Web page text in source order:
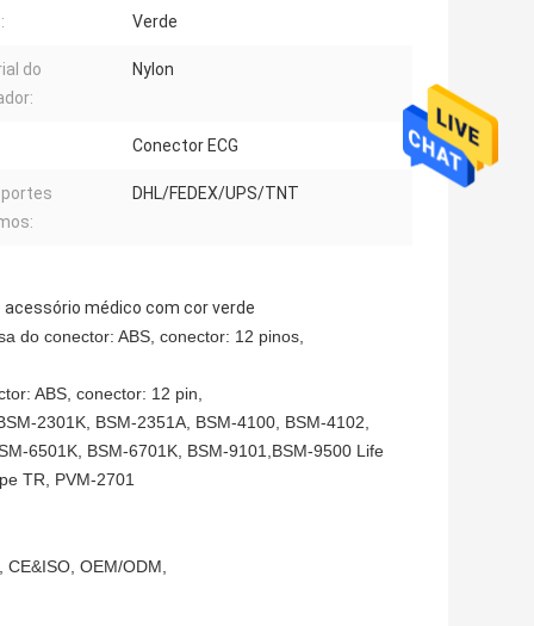
Verde
do
Nylon
Conector ECG
DHL/FEDEX/UPS/TNT
acessório médico com cor verde
do conector: ABS, conector: 12 pinos,
ABS, conector: 12 pin,
2301K, BSM-2351A, BSM-4100, BSM-4102,
6501K, BSM-6701K, BSM-9101,BSM-9500 Life
TR, PVM-2701
OEM/ODM,